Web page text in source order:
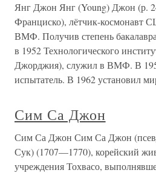
Янг Джон Янг (Young) Джон (р.
Франциско), лётчик-космонавт
ВМФ. Получив степень
в 1952 Технологического
Джорджия), служил в ВМФ. В
испытатель. В 1962 установил
Сим Са Джон
Сим Са Джон Сим Са Джон
Сук) (1707—1770), корейский
учреждения Тохвасо,